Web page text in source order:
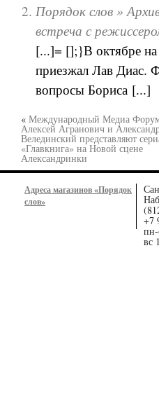
Порядок слов »
встреча с
[...]= [];}В октябре
приезжал Лав Диас.
вопросы Бориса [...]
« Международный Медиа
Алексей Агранович и
Велединский представляют
«Главкнига» на Новой сцене
Александринки
Адреса магазинов «Порядок
слов»
+7
вс